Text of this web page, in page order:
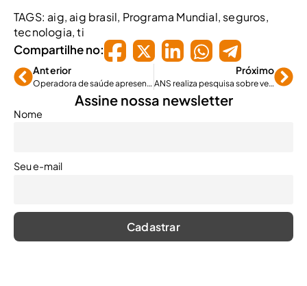
TAGS: aig, aig brasil, Programa Mundial, seguros,
tecnologia,ti
Compartilhe no:
Anterior
Operadora de saúde apresenta nova campanha publicitária
Próximo
ANS realiza pesquisa sobre venda online de planos de saúde
Assine nossa newsletter
Nome
Seu e-mail